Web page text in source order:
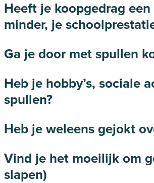
Heeft je koopgedrag
minder, je
Ga je door met spullen
Heb je hobby’s, sociale
spullen?
Heb je weleens gejokt
Vind je het moeilijk om
slapen)